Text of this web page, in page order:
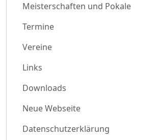
Meisterschaften und Pokale
Termine
Vereine
Links
Downloads
Neue Webseite
Datenschutzerklärung